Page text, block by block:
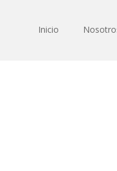
Inicio